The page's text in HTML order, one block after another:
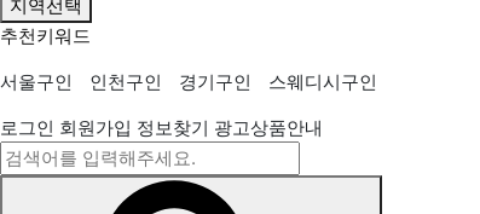
지역선택
추천키워드
서울구인
인천구인 경기구인
스웨디시구인
로그인 회원가입 정보찾기 광고상품안내